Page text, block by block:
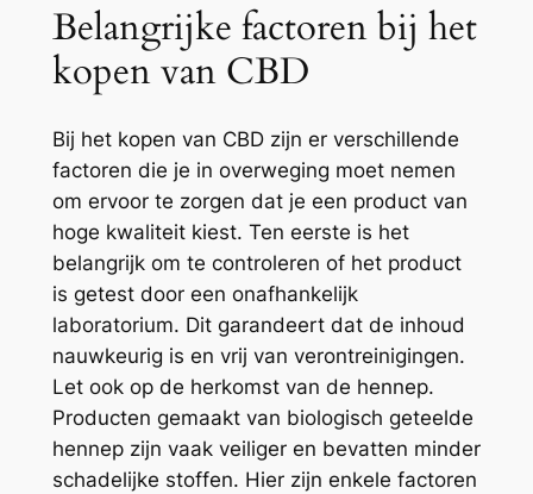
Belangrijke factoren bij het
kopen van CBD
Bij het kopen van CBD zijn er verschillende
factoren die je in overweging moet nemen
om ervoor te zorgen dat je een product van
hoge kwaliteit kiest. Ten eerste is het
belangrijk om te controleren of het product
is getest door een onafhankelijk
laboratorium. Dit garandeert dat de inhoud
nauwkeurig is en vrij van verontreinigingen.
Let ook op de herkomst van de hennep.
Producten gemaakt van biologisch geteelde
hennep zijn vaak veiliger en bevatten minder
schadelijke stoffen. Hier zijn enkele factoren